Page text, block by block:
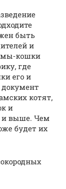
быть
и
кошки
где
его и
документ
котят,
и
и выше. Чем
будет их